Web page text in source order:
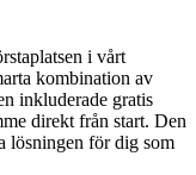
i vårt
kombination av
inkluderade gratis
direkt från start. Den
lösningen för dig som